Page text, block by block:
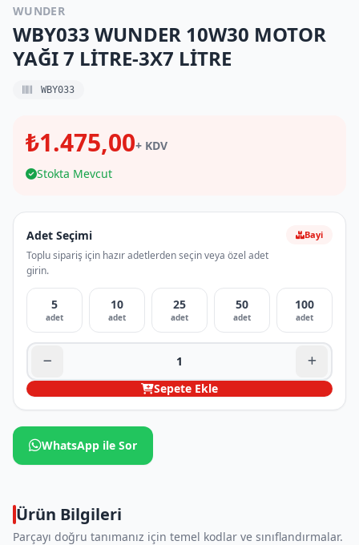
WUNDER
WBY033 WUNDER 10W30 MOTOR
YAĞI 7 LİTRE-3X7 LİTRE
WBY033
₺1.475,00+ KDV
Stokta Mevcut
Adet Seçimi
Toplu sipariş için hazır adetlerden seçin veya özel adet
girin.
Bayi
5
adet
10
adet
25
adet
50
adet
100
adet
Sepete Ekle
WhatsApp ile Sor
Ürün Bilgileri
Parçayı doğru tanımanız için temel kodlar ve sınıflandırmalar.